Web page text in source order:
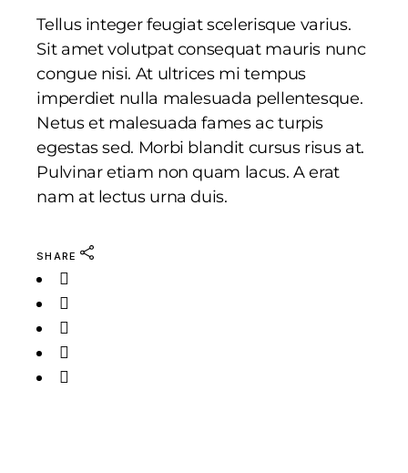
Tellus integer feugiat scelerisque varius.
Sit amet volutpat consequat mauris nunc
congue nisi. At ultrices mi tempus
imperdiet nulla malesuada pellentesque.
Netus et malesuada fames ac turpis
egestas sed. Morbi blandit cursus risus at.
Pulvinar etiam non quam lacus. A erat
nam at lectus urna duis.
SHARE